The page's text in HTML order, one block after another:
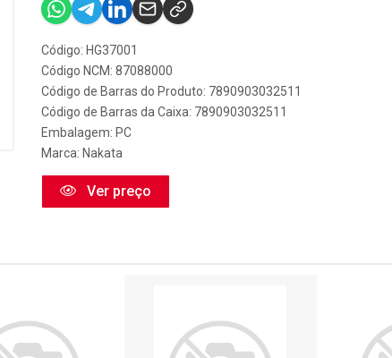
Código: HG37001
Código NCM: 87088000
Código de Barras do Produto: 7890903032511
Código de Barras da Caixa: 7890903032511
Embalagem: PC
Marca: Nakata
Ver preço